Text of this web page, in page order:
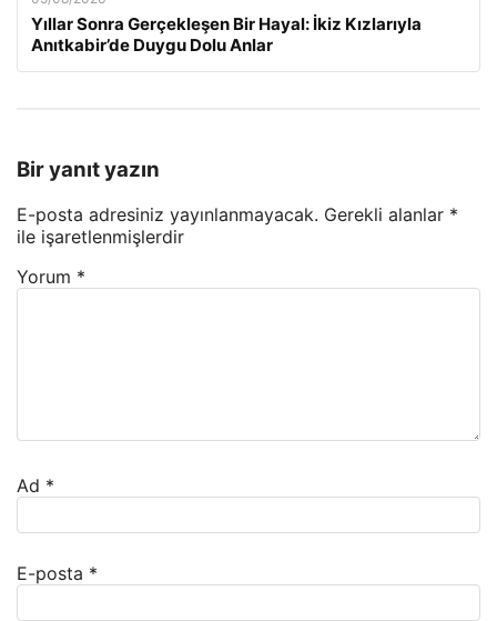
Yıllar Sonra Gerçekleşen Bir Hayal: İkiz Kızlarıyla
Anıtkabir’de Duygu Dolu Anlar
Bir yanıt yazın
E-posta adresiniz yayınlanmayacak. Gerekli alanlar *
ile işaretlenmişlerdir
Yorum *
Ad *
E-posta *